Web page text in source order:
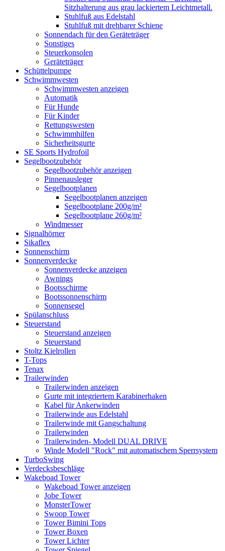
Sitzhalterung aus grau lackiertem Leichtmetall.
Stuhlfuß aus Edelstahl
Stuhlfuß mit drehbarer Schiene
Sonnendach für den Geräteträger
Sonstiges
Steuerkonsolen
Geräteträger
Schüttelpumpe
Schwimmwesten
Schwimmwesten anzeigen
Automatik
Für Hunde
Für Kinder
Rettungswesten
Schwimmhilfen
Sicherheitsgurte
SE Sports Hydrofoil
Segelbootzubehör
Segelbootzubehör anzeigen
Pinnenausleger
Segelbootplanen
Segelbootplanen anzeigen
Segelbootplane 200g/m²
Segelbootplane 260g/m²
Windmesser
Signalhörner
Sikaflex
Sonnenschirm
Sonnenverdecke
Sonnenverdecke anzeigen
Awnings
Bootsschirme
Bootssonnenschirm
Sonnensegel
Spülanschluss
Steuerstand
Steuerstand anzeigen
Steuerstand
Stoltz Kielrollen
T-Tops
Tenax
Trailerwinden
Trailerwinden anzeigen
Gurte mit integriertem Karabinerhaken
Kabel für Ankerwinden
Trailerwinde aus Edelstahl
Trailerwinde mit Gangschaltung
Trailerwinden
Trailerwinden- Modell DUAL DRIVE
Winde Modell "Rock" mit automatischem Sperrsystem
TurboSwing
Verdecksbeschläge
Wakeboad Tower
Wakeboad Tower anzeigen
Jobe Tower
MonsterTower
Swoop Tower
Tower Bimini Tops
Tower Boxen
Tower Lichter